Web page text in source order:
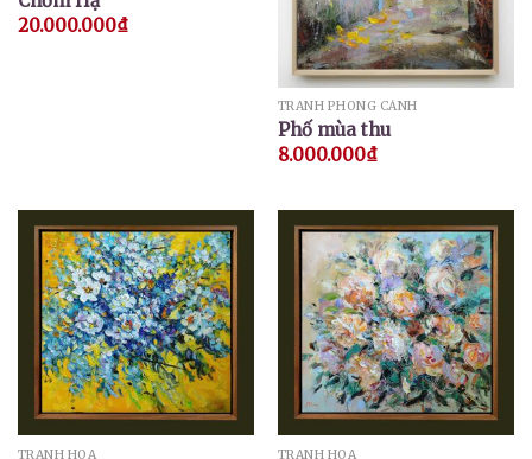
20.000.000₫
TRANH PHONG CẢNH
Phố mùa thu
8.000.000₫
TRANH HOA TRANH HOA